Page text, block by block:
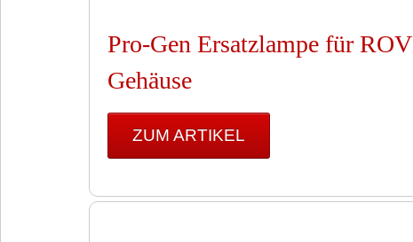
Pro-Gen Ersatzlampe für
Gehäuse
ZUM ARTIKEL